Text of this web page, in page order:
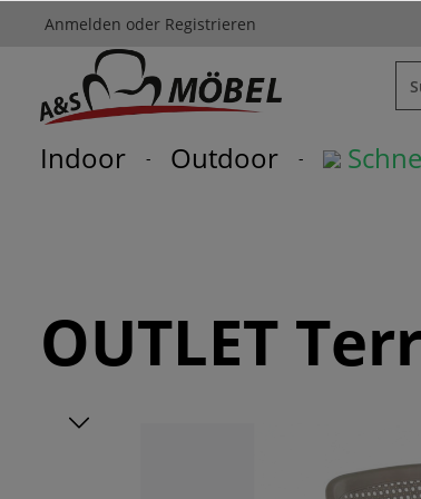
Zur Hauptnavigation springen
Anmelden oder Registrieren
Indoor Outdoor
OUTLET